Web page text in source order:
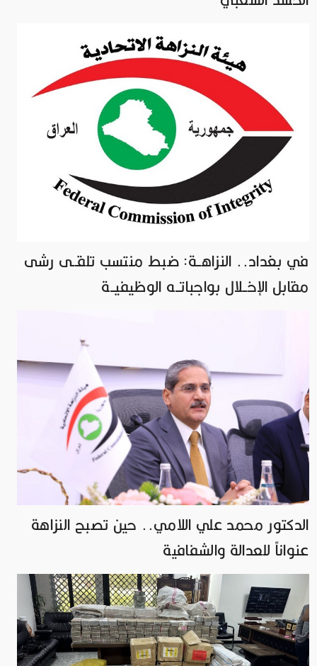
في بغداد.. النزاهــة: ضبط منتسب تلقــى رشى
مقابل الإخــلال بواجباتــه الوظيفيــة
الدكتور محمد علي اللامي.. حين تصبح النزاهة
عنواناً للعدالة والشفافية